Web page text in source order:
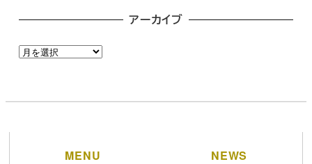
アーカイブ
ア
イ
MENU NEWS